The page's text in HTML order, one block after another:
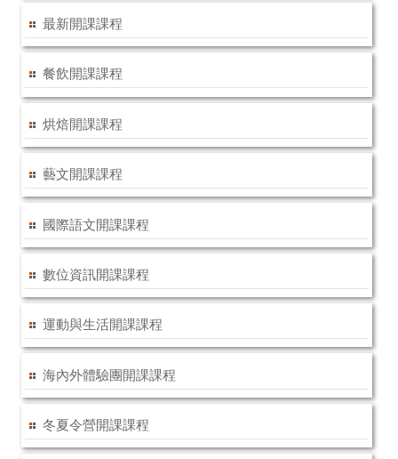
最新開課課程
餐飲開課課程
烘焙開課課程
藝文開課課程
國際語文開課課程
數位資訊開課課程
運動與生活開課課程
海內外體驗團開課課程
冬夏令營開課課程